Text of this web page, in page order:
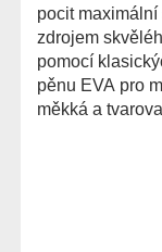
pocit
zdrojem
pomocí
pěnu EVA pro
měkká a